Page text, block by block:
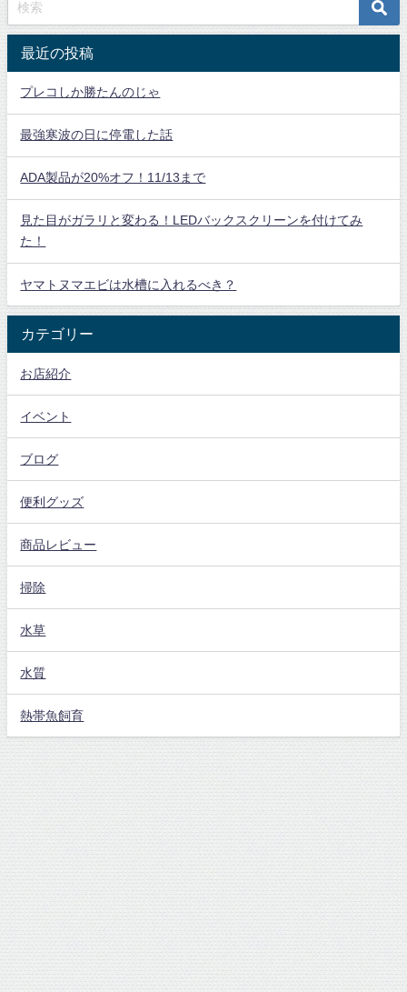
最近の投稿
プレコしか勝たんのじゃ
最強寒波の日に停電した話
ADA製品が20%オフ！11/13まで
見た目がガラリと変わる！LEDバックスクリーンを付けてみ
た！
ヤマトヌマエビは水槽に入れるべき？
カテゴリー
お店紹介
イベント
ブログ
便利グッズ
商品レビュー
掃除
水草
水質
熱帯魚飼育